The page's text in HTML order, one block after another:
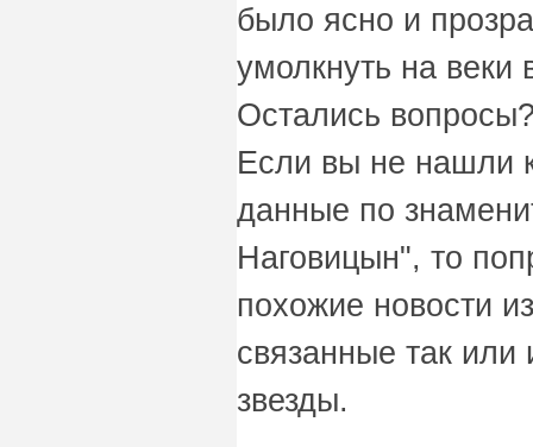
было ясно и
умолкнуть на веки
Остались
Если вы не нашли
данные по
Наговицын", то
похожие новости
связанные так или
звезды.